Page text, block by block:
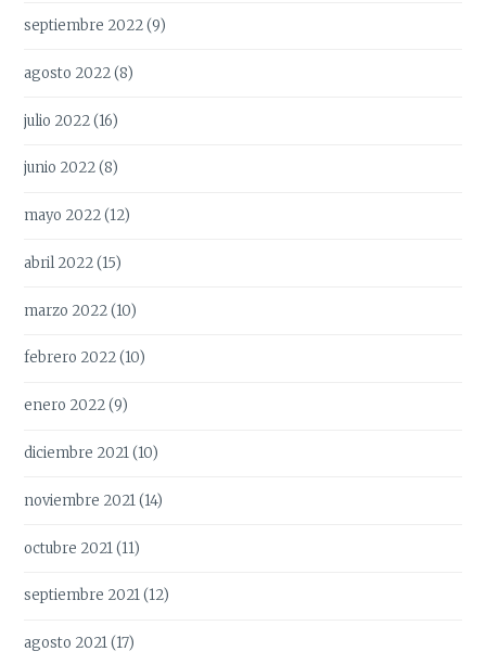
septiembre 2022(9)
agosto 2022(8)
julio 2022(16)
junio 2022(8)
mayo 2022(12)
abril 2022(15)
marzo 2022(10)
febrero 2022(10)
enero 2022(9)
diciembre 2021(10)
noviembre 2021(14)
octubre 2021(11)
septiembre 2021(12)
agosto 2021(17)